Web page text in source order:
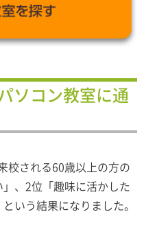
ソコン教室に通
校される60歳以上の方の
、2位「趣味に活かした
いう結果になりました。